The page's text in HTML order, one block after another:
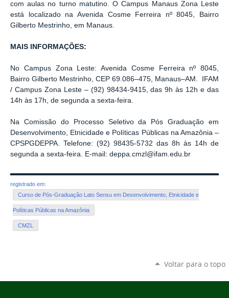
com aulas no turno matutino. O Campus Manaus Zona Leste
está localizado na Avenida Cosme Ferreira nº 8045, Bairro
Gilberto Mestrinho, em Manaus.
MAIS INFORMAÇÕES:
No Campus Zona Leste: Avenida Cosme Ferreira nº 8045,
Bairro Gilberto Mestrinho, CEP 69.086–475, Manaus–AM. IFAM
/ Campus Zona Leste – (92) 98434-9415, das 9h às 12h e das
14h às 17h, de segunda a sexta-feira.
Na Comissão do Processo Seletivo da Pós Graduação em
Desenvolvimento, Etnicidade e Políticas Públicas na Amazônia –
CPSPGDEPPA. Telefone: (92) 98435-5732 das 8h às 14h de
segunda a sexta-feira. E-mail: deppa.cmzl@ifam.edu.br
registrado em:
Curso de Pós-Graduação Lato Sensu em Desenvolvimento, Etnicidade e
Políticas Públicas na Amazônia
CMZL
Voltar para o topo